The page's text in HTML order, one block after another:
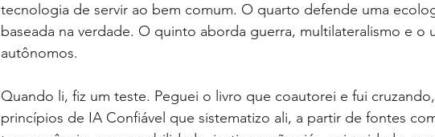
tecnologia de servir ao bem comum. O quarto defende uma
baseada na verdade. O quinto aborda guerra, multilateralismo e o
autônomos.
Quando li, fiz um teste. Peguei o livro que coautorei e fui
princípios de IA Confiável que sistematizo ali, a partir de fontes